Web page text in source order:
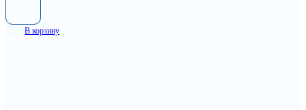
В корзину